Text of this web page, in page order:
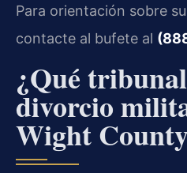
Para orientación sobre
contacte al bufete al
¿Qué
divorcio
Wight